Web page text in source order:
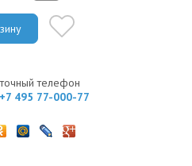
телефон
+7 495 77-000-77